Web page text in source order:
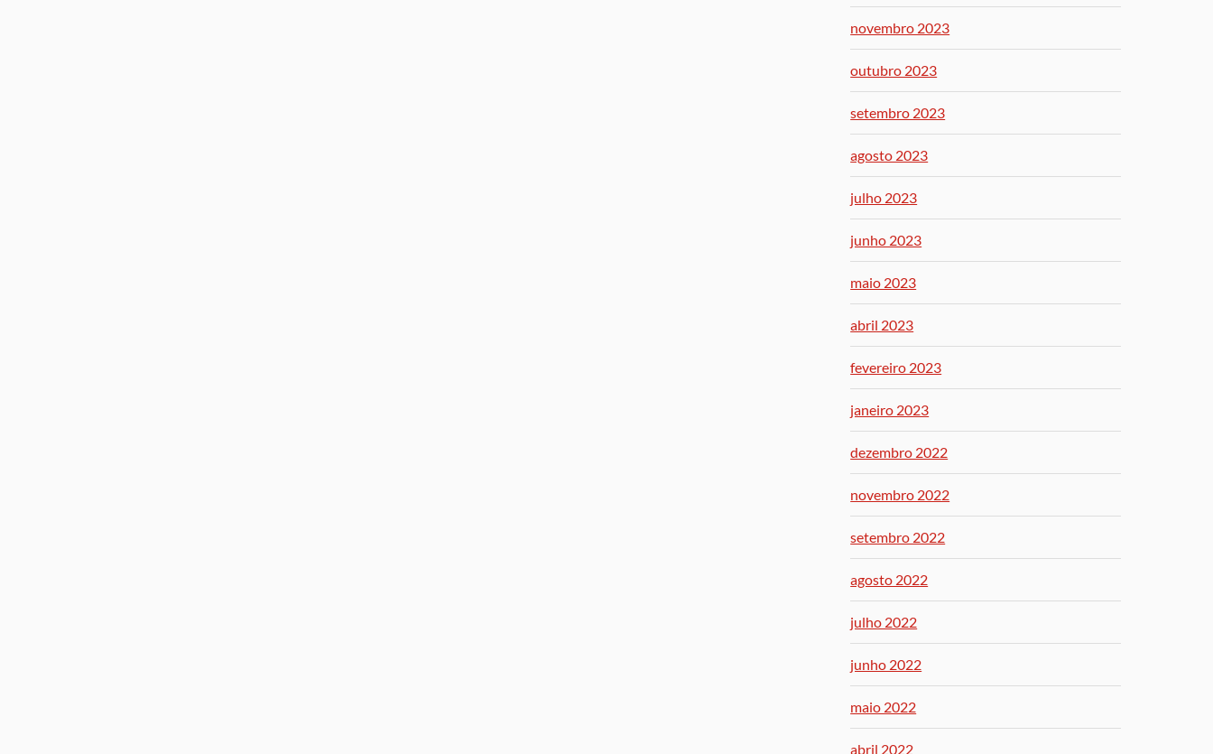
novembro 2023
outubro 2023
setembro 2023
agosto 2023
julho 2023
junho 2023
maio 2023
abril 2023
fevereiro 2023
janeiro 2023
dezembro 2022
novembro 2022
setembro 2022
agosto 2022
julho 2022
junho 2022
maio 2022
abril 2022